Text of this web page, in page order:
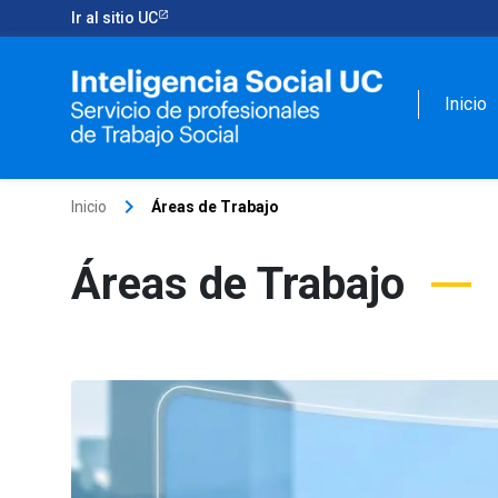
Ir al sitio UC
Inicio
Inicio keyboard_arrow_right Áreas de Trabajo
Áreas de Trabajo